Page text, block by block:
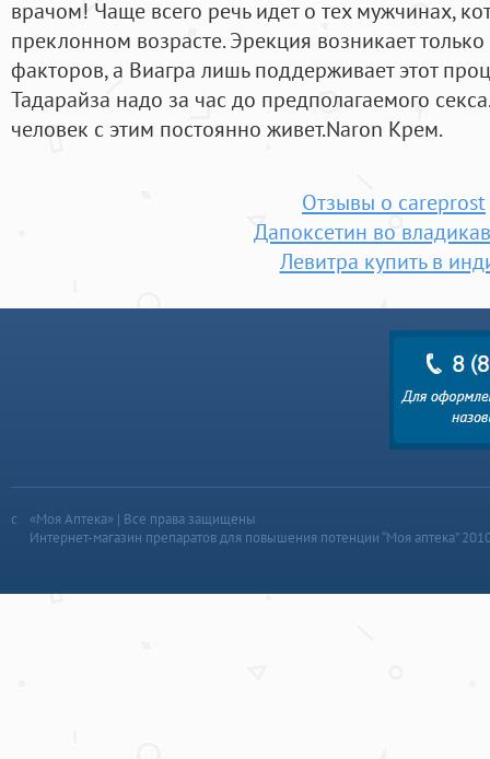
врачом! Чаще всего речь идет о тех мужчинах,
преклонном возрасте. Эрекция возникает
факторов, а Виагра лишь поддерживает этот
Тадарайза надо за час до предполагаемого
человек с этим постоянно живет.Naron Крем.
Отзывы о careprost
Дапоксетин во
Левитра купить в
«Моя Аптека» | Все права защищены
Интернет-магазин препаратов для повышения потенции “Моя аптека”